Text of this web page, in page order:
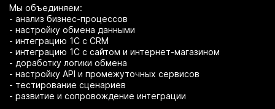
Мы объединяем:
- анализ бизнес-процессов
- настройку обмена данными
- интеграцию 1С с CRM
- интеграцию 1С с сайтом и интернет-магазином
- доработку логики обмена
- настройку API и промежуточных сервисов
- тестирование сценариев
- развитие и сопровождение интеграции